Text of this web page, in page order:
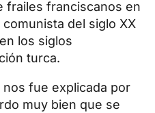
frailes franciscanos en
del siglo XX
los siglos
turca.
fue explicada por
muy bien que se